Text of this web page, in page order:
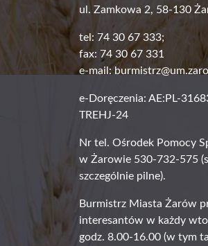
ul. Zamkowa 2, 58-130
tel: 74 30 67 333;
fax: 74 30 67 331
e-mail:
e-Doręczenia: AE:PL-
TREHJ-24
Nr tel. Ośrodek Pomocy
w Żarowie 530-732-575
szczególnie pilne).
Burmistrz Miasta Żarów
interesantów w każdy
godz. 8.00-16.00 (w tym